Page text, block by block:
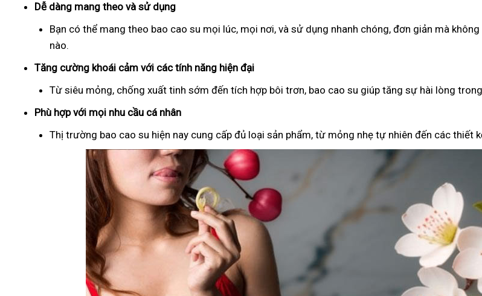
Dễ dàng mang theo và sử dụng
Bạn có thể mang theo bao cao su mọi lúc, mọi nơi, và sử dụng nhanh chóng, đơn giản mà
nào.
Tăng cường khoái cảm với các tính năng hiện đại
Từ siêu mỏng, chống xuất tinh sớm đến tích hợp bôi trơn, bao cao su giúp tăng sự hài lòng
Phù hợp với mọi nhu cầu cá nhân
Thị trường bao cao su hiện nay cung cấp đủ loại sản phẩm, từ mỏng nhẹ tự nhiên đến các thiết